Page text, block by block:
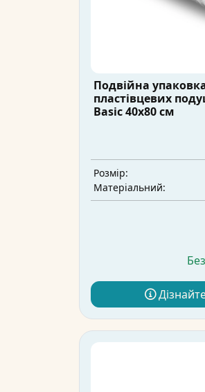
Подвійна
пластівцевих
Basic 40x80 см
Розмір:
Матеріальний: